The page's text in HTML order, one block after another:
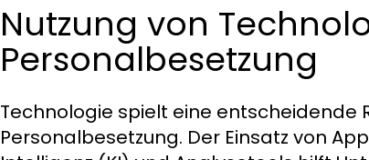
Nutzung von
Personalbesetzung
Technologie spielt eine entscheidende
Personalbesetzung. Der Einsatz von